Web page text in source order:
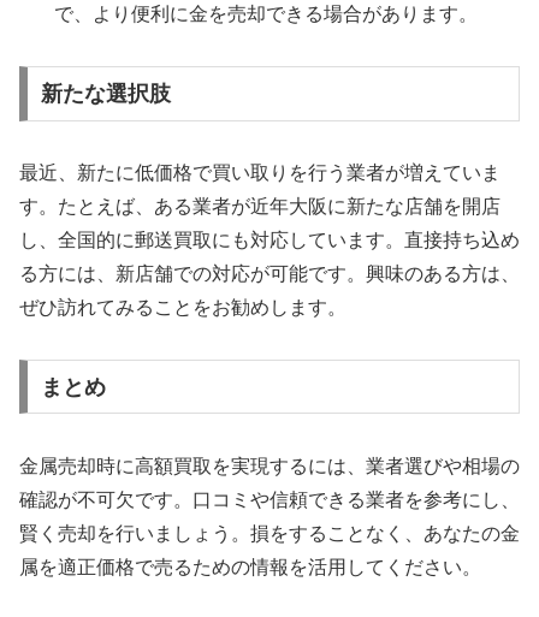
で、より便利に金を売却できる場合があります。
新たな選択肢
最近、新たに低価格で買い取りを行う業者が増えていま
す。たとえば、ある業者が近年大阪に新たな店舗を開店
し、全国的に郵送買取にも対応しています。直接持ち込め
る方には、新店舗での対応が可能です。興味のある方は、
ぜひ訪れてみることをお勧めします。
まとめ
金属売却時に高額買取を実現するには、業者選びや相場の
確認が不可欠です。口コミや信頼できる業者を参考にし、
賢く売却を行いましょう。損をすることなく、あなたの金
属を適正価格で売るための情報を活用してください。